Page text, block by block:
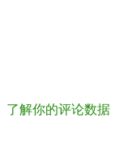
了解你的评论数据